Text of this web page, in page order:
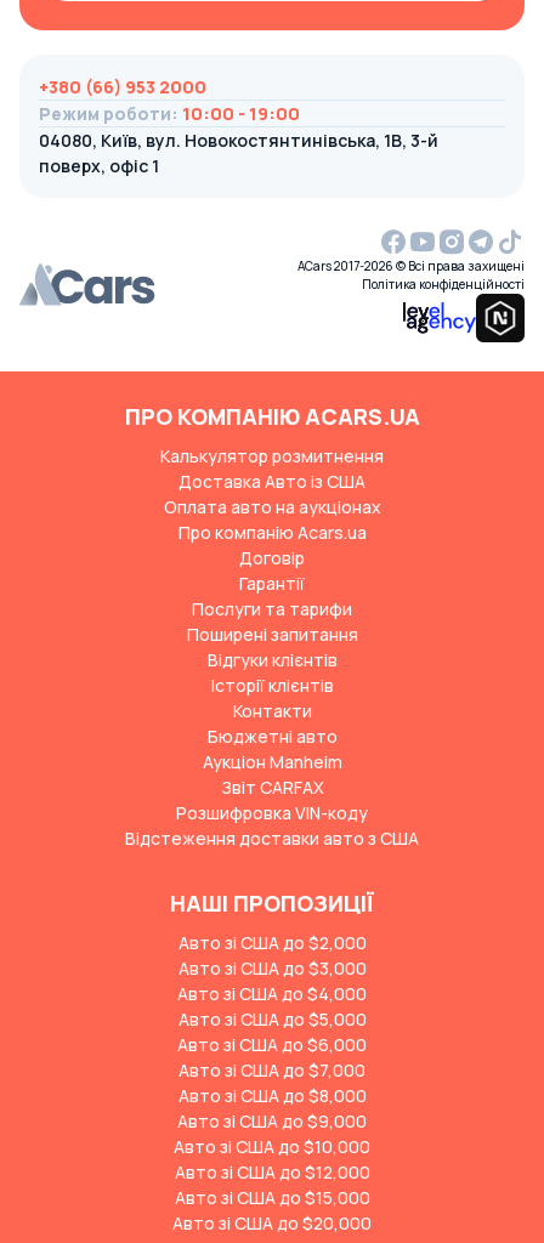
+380 (66) 953 2000
Режим роботи: 10:00 - 19:00
04080, Київ, вул. Новокостянтинівська, 1В, 3-й
поверх, офіс 1
ACars 2017-2026 © Всі права захищені
Політика конфіденційності
ПРО КОМПАНІЮ ACARS.UA
Калькулятор розмитнення
Доставка Авто із США
Оплата авто на аукціонах
Про компанію Acars.ua
Договір
Гарантії
Послуги та тарифи
Поширені запитання
Відгуки клієнтів
Історії клієнтів
Контакти
Бюджетні авто
Аукціон Manheim
Звіт CARFAX
Розшифровка VIN-коду
Відстеження доставки авто з США
НАШІ ПРОПОЗИЦІЇ
Авто зі США до $2,000
Авто зі США до $3,000
Авто зі США до $4,000
Авто зі США до $5,000
Авто зі США до $6,000
Авто зі США до $7,000
Авто зі США до $8,000
Авто зі США до $9,000
Авто зі США до $10,000
Авто зі США до $12,000
Авто зі США до $15,000
Авто зі США до $20,000